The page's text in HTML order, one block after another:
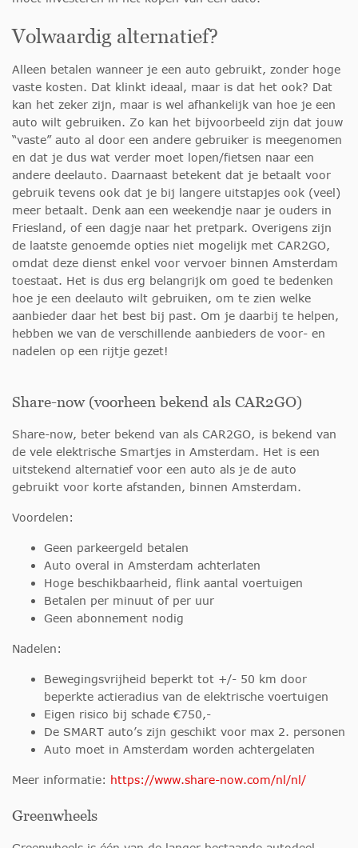
Volwaardig alternatief?
Alleen betalen wanneer je een auto gebruikt, zonder hoge
vaste kosten. Dat klinkt ideaal, maar is dat het ook? Dat
kan het zeker zijn, maar is wel afhankelijk van hoe je een
auto wilt gebruiken. Zo kan het bijvoorbeeld zijn dat jouw
“vaste” auto al door een andere gebruiker is meegenomen
en dat je dus wat verder moet lopen/fietsen naar een
andere deelauto. Daarnaast betekent dat je betaalt voor
gebruik tevens ook dat je bij langere uitstapjes ook (veel)
meer betaalt. Denk aan een weekendje naar je ouders in
Friesland, of een dagje naar het pretpark. Overigens zijn
de laatste genoemde opties niet mogelijk met CAR2GO,
omdat deze dienst enkel voor vervoer binnen Amsterdam
toestaat. Het is dus erg belangrijk om goed te bedenken
hoe je een deelauto wilt gebruiken, om te zien welke
aanbieder daar het best bij past. Om je daarbij te helpen,
hebben we van de verschillende aanbieders de voor- en
nadelen op een rijtje gezet!
Share-now (voorheen bekend als CAR2GO)
Share-now, beter bekend van als CAR2GO, is bekend van
de vele elektrische Smartjes in Amsterdam. Het is een
uitstekend alternatief voor een auto als je de auto
gebruikt voor korte afstanden, binnen Amsterdam.
Voordelen:
Geen parkeergeld betalen
Auto overal in Amsterdam achterlaten
Hoge beschikbaarheid, flink aantal voertuigen
Betalen per minuut of per uur
Geen abonnement nodig
Nadelen:
Bewegingsvrijheid beperkt tot +/- 50 km door
beperkte actieradius van de elektrische voertuigen
Eigen risico bij schade €750,-
De SMART auto’s zijn geschikt voor max 2. personen
Auto moet in Amsterdam worden achtergelaten
Meer informatie: https://www.share-now.com/nl/nl/
Greenwheels